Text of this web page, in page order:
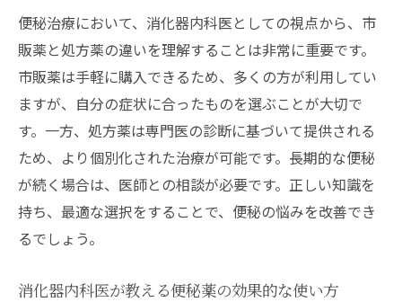
便秘治療において、消化器内科医としての視点から、市
販薬と処方薬の違いを理解することは非常に重要です。
市販薬は手軽に購入できるため、多くの方が利用してい
ますが、自分の症状に合ったものを選ぶことが大切で
す。一方、処方薬は専門医の診断に基づいて提供される
ため、より個別化された治療が可能です。長期的な便秘
が続く場合は、医師との相談が必要です。正しい知識を
持ち、最適な選択をすることで、便秘の悩みを改善でき
るでしょう。
消化器内科医が教える便秘薬の効果的な使い方